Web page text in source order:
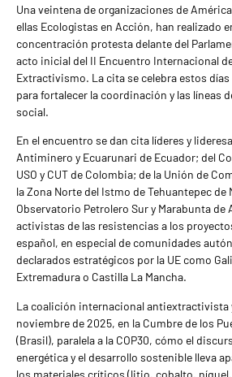
Una veintena de organizaciones de
ellas Ecologistas en Acción, han realizado
concentración protesta delante del
acto inicial del II Encuentro Internacional
Extractivismo. La cita se celebra estos
para fortalecer la coordinación y las líneas
social.
En el encuentro se dan cita líderes y
Antiminero y Ecuarunari de Ecuador; del
USO y CUT de Colombia; de la Unión de
la Zona Norte del Istmo de Tehuantepec de
Observatorio Petrolero Sur y Marabunta de
activistas de las resistencias a los
español, en especial de comunidades
declarados estratégicos por la UE como
Extremadura o Castilla La Mancha.
La coalición internacional antiextractivista
noviembre de 2025, en la Cumbre de los
(Brasil), paralela a la COP30, cómo el
energética y el desarrollo sostenible lleva
los materiales críticos (litio, cobalto,